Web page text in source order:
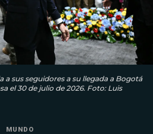
a sus seguidores a su llegada a Bogotá
el 30 de julio de 2026. Foto: Luis
MUNDO